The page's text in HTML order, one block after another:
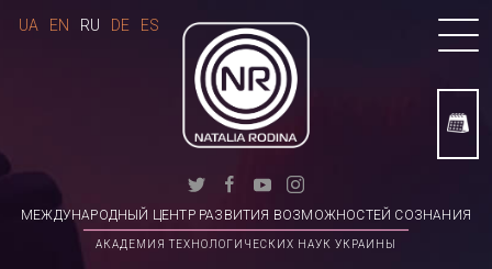
МЕЖДУНАРОДНЫЙ ЦЕНТР РАЗВИТИЯ ВОЗМОЖНОСТЕЙ СОЗНАНИЯ
АКАДЕМИЯ ТЕХНОЛОГИЧЕСКИХ НАУК УКРАИНЫ
UA EN RU DE ES